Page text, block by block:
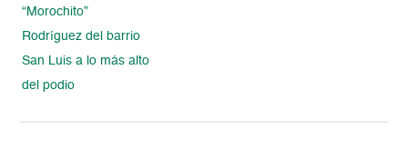
“Morochito”
Rodríguez del barrio
San Luis a lo más alto
del podio